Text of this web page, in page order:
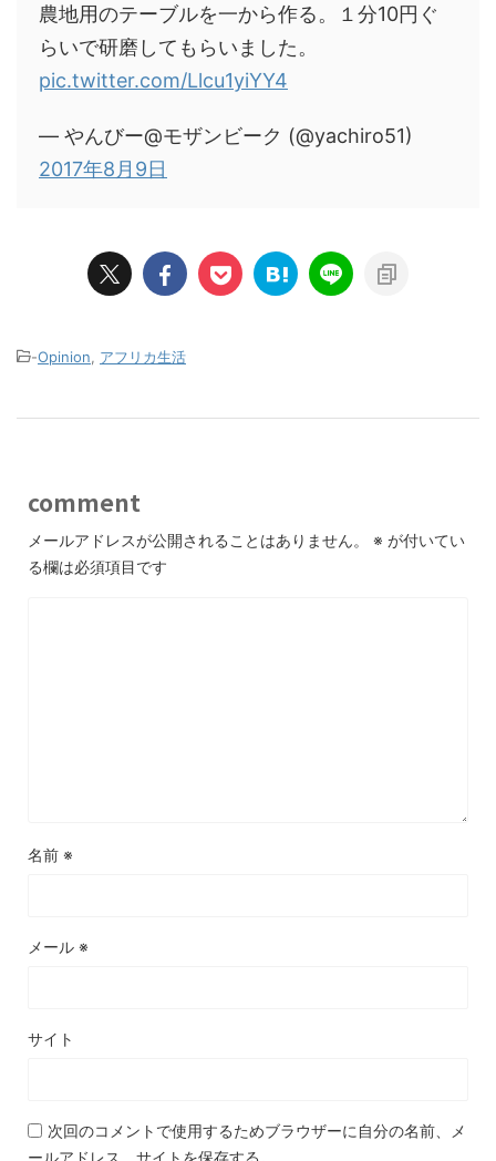
農地用のテーブルを一から作る。１分10円ぐ
らいで研磨してもらいました。
pic.twitter.com/Llcu1yiYY4
— やんびー@モザンビーク (@yachiro51)
2017年8月9日
-Opinion アフリカ生活
comment
メールアドレスが公開されることはありません。 ※ が付いてい
る欄は必須項目です
名前 ※
メール ※
サイト
次回のコメントで使用するためブラウザーに自分の名前、メ
ールアドレス、サイトを保存する。